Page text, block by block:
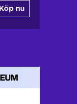
Köp nu